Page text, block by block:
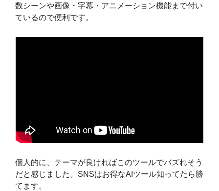
数シーンや画像・字幕・アニメーション機能まで付い
ているので便利です。
個人的に、テーマが良ければこのツールでバズれそう
だと感じました。SNSはお得なAIツール知ってたら勝
てます。